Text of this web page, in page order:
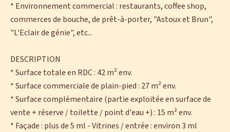
* Environnement commercial : restaurants, coffee shop,
commerces de bouche, de prêt-à-porter, "Astoux et Brun",
"L'Eclair de génie", etc...
DESCRIPTION
* Surface totale en RDC : 42 m² env.
* Surface commerciale de plain-pied : 27 m² env.
* Surface complémentaire (partie exploitée en surface de
vente + réserve / toilette / point d'eau +) : 15 m² env.
* Façade : plus de 5 ml - Vitrines / entrée : environ 3 ml